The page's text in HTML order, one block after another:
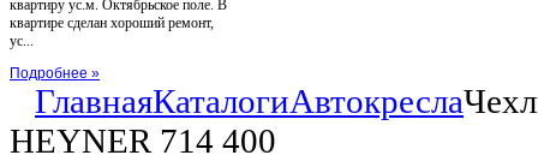
квартиру ус.м. Октябрьское поле. В
квартире сделан хороший ремонт,
ус...
Подробнее »
ГлавнаяКаталогиАвтокресла
HEYNER 714 400